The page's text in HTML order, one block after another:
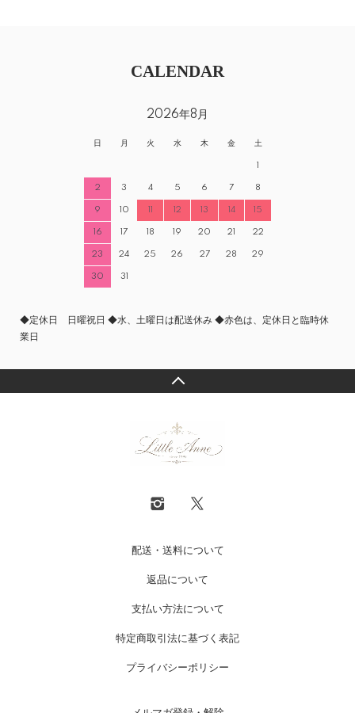
CALENDAR
2026年8月
日 月 火 水 木 金 土
1
2 3 4 5 6 7 8
9 10 11 12 13 14 15
16 17 18 19 20 21 22
23 24 25 26 27 28 29
30 31
◆定休日 日曜祝日 ◆水、土曜日は配送休み ◆赤色は、定休日と臨時休
業日
配送・送料について
返品について
支払い方法について
特定商取引法に基づく表記
プライバシーポリシー